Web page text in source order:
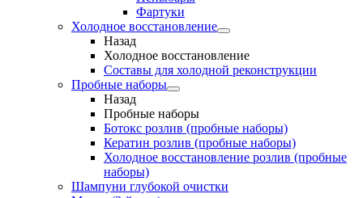
Фартуки
Холодное восстановление
Назад
Холодное восстановление
Составы для холодной реконструкции
Пробные наборы
Назад
Пробные наборы
Ботокс розлив (пробные наборы)
Кератин розлив (пробные наборы)
Холодное восстановление розлив (пробные
наборы)
Шампуни глубокой очистки